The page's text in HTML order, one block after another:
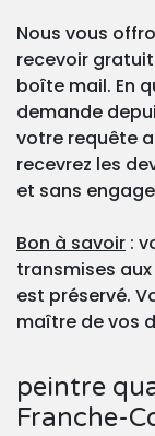
Nous vous
recevoir
boîte mail. En
demande
votre requête
recevrez les
et sans
Bon à savoir :
transmises
est préservé.
maître de vos
peintre
Franche-